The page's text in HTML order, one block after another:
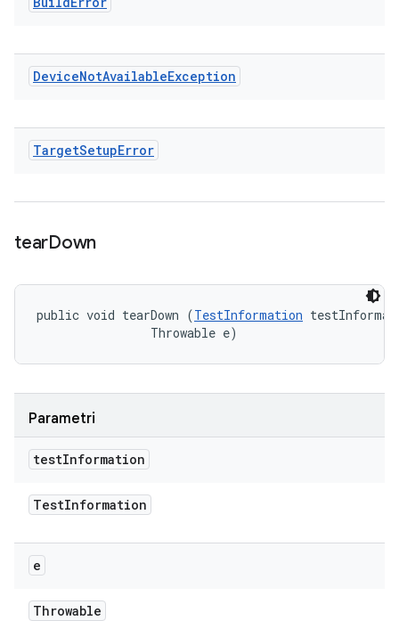
DeviceNotAvailableException
TargetSetupError
tearDown
public void tearDown (TestInformation
                Throwable e)
Parametri
testInformation
TestInformation
e
Throwable